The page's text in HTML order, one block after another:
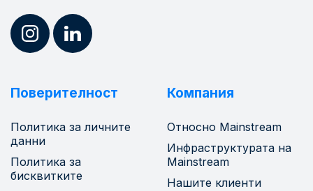
Поверителност
Политика за личните
данни
Политика за
бисквитките
Компания
Относно Mainstream
Инфраструктурата на
Mainstream
Нашите клиенти